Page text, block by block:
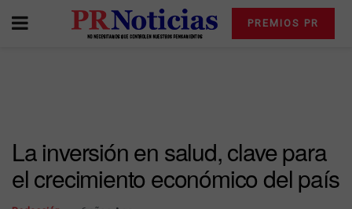
PREMIOS PR
La inversión en salud, clave para
el crecimiento económico del país